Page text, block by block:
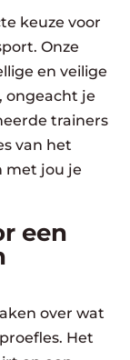
keuze voor
Onze
en veilige
ongeacht je
trainers
van het
met jou je
een
over wat
Het